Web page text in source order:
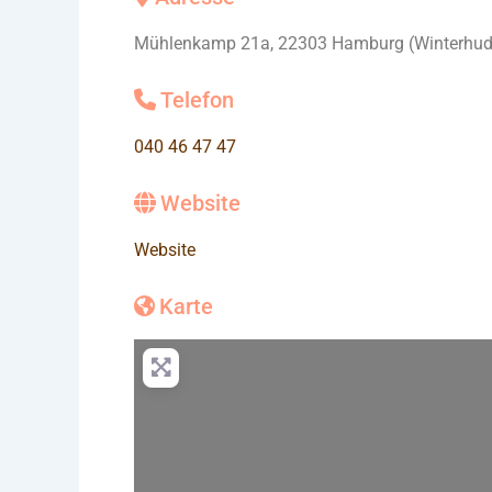
Mühlenkamp 21a, 22303 Hamburg
Telefon
040 46 47 47
Website
Website
Karte